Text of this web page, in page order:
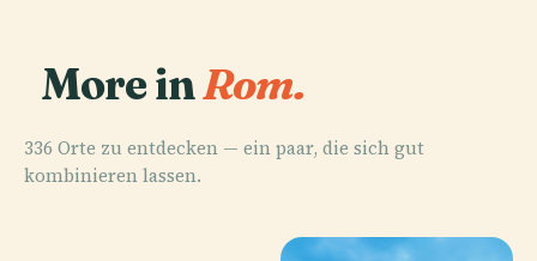
More inRom.
336 Orte zu entdecken — ein paar, die sich gut
kombinieren lassen.